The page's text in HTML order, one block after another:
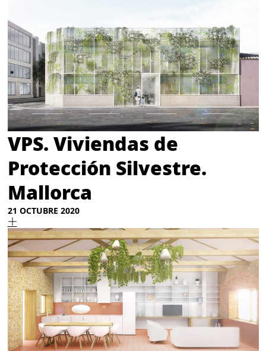
VPS. Viviendas de
Protección Silvestre.
Mallorca
21 OCTUBRE 2020